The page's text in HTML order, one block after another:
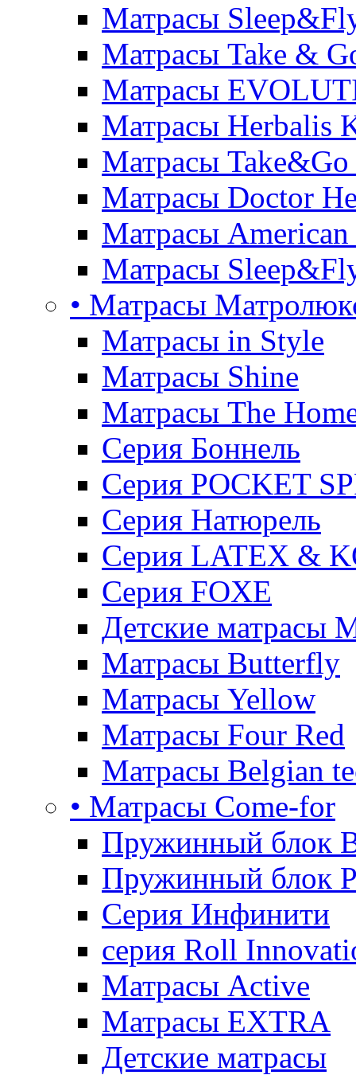
Матрасы
Матрасы Take &
Матрасы
Матрасы Herbalis
Матрасы Take&Go
Матрасы Doctor
Матрасы American
Матрасы
• Матрасы
Матрасы in Style
Матрасы Shine
Матрасы The
Серия Боннель
Серия POCKET
Серия Натюрель
Серия LATEX &
Серия FOXE
Детские матрасы
Матрасы Butterfly
Матрасы Yellow
Матрасы Four Red
Матрасы Belgian
• Матрасы Come-for
Пружинный блок
Пружинный блок
Серия Инфинити
серия Roll
Матрасы Active
Матрасы EXTRA
Детские матрасы